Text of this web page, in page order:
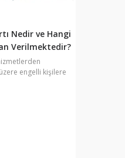
Nedir ve Hangi
Verilmektedir?
engelli kişilere